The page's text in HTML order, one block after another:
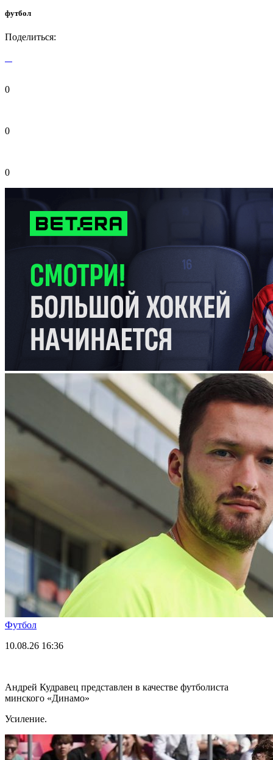
футбол
Поделиться:
0
0
0
Футбол
10.08.26 16:36
Андрей Кудравец представлен в качестве футболиста
минского «Динамо»
Усиление.